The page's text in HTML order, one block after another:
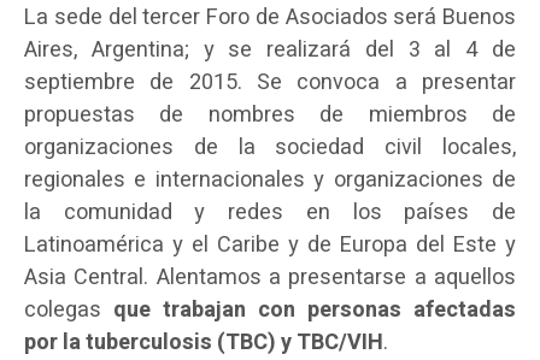
La sede del tercer Foro de Asociados será Buenos
Aires, Argentina; y se realizará del 3 al 4 de
septiembre de 2015. Se convoca a presentar
propuestas de nombres de miembros de
organizaciones de la sociedad civil locales,
regionales e internacionales y organizaciones de
la comunidad y redes en los países de
Latinoamérica y el Caribe y de Europa del Este y
Asia Central. Alentamos a presentarse a aquellos
colegas que trabajan con personas afectadas
por la tuberculosis (TBC) y TBC/VIH.